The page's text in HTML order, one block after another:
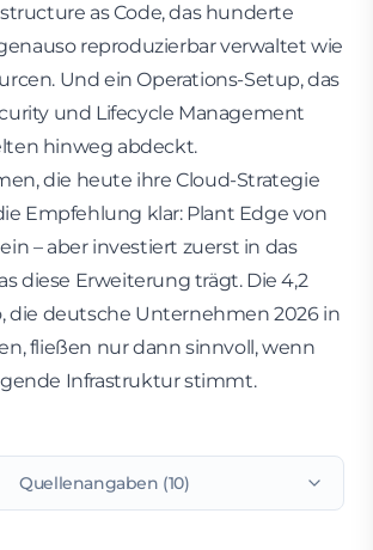
as Code, das hunderte
reproduzierbar verwaltet wie
Und ein Operations-Setup, das
und Lifecycle Management
hinweg abdeckt.
die heute ihre Cloud-Strategie
Empfehlung klar: Plant Edge von
– aber investiert zuerst in das
diese Erweiterung trägt. Die 4,2
die deutsche Unternehmen 2026 in
fließen nur dann sinnvoll, wenn
Infrastruktur stimmt.
Quellenangaben (10)